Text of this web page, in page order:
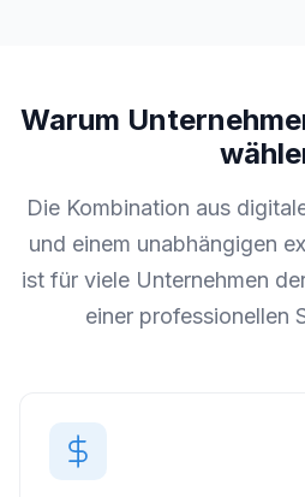
Warum
Die Kombination aus
und einem unabhängigen
ist für viele Unternehmen
einer professionellen